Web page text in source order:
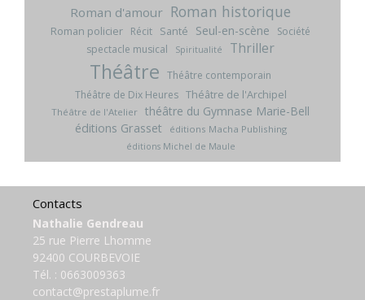
Roman d'amour Roman historique
Roman policier Récit Santé Seul-en-scène
Société
spectacle musical
Spiritualité Thriller
Théâtre Théâtre contemporain
Théâtre de Dix Heures Théâtre de l'Archipel
Théâtre de l'Atelier théâtre du Gymnase Marie-Bell
éditions Grasset
éditions Macha Publishing
éditions Michel de Maule
Contacts
Nathalie Gendreau
25 rue Pierre Lhomme
92400 COURBEVOIE
Tél. : 0663009363
contact@prestaplume.fr